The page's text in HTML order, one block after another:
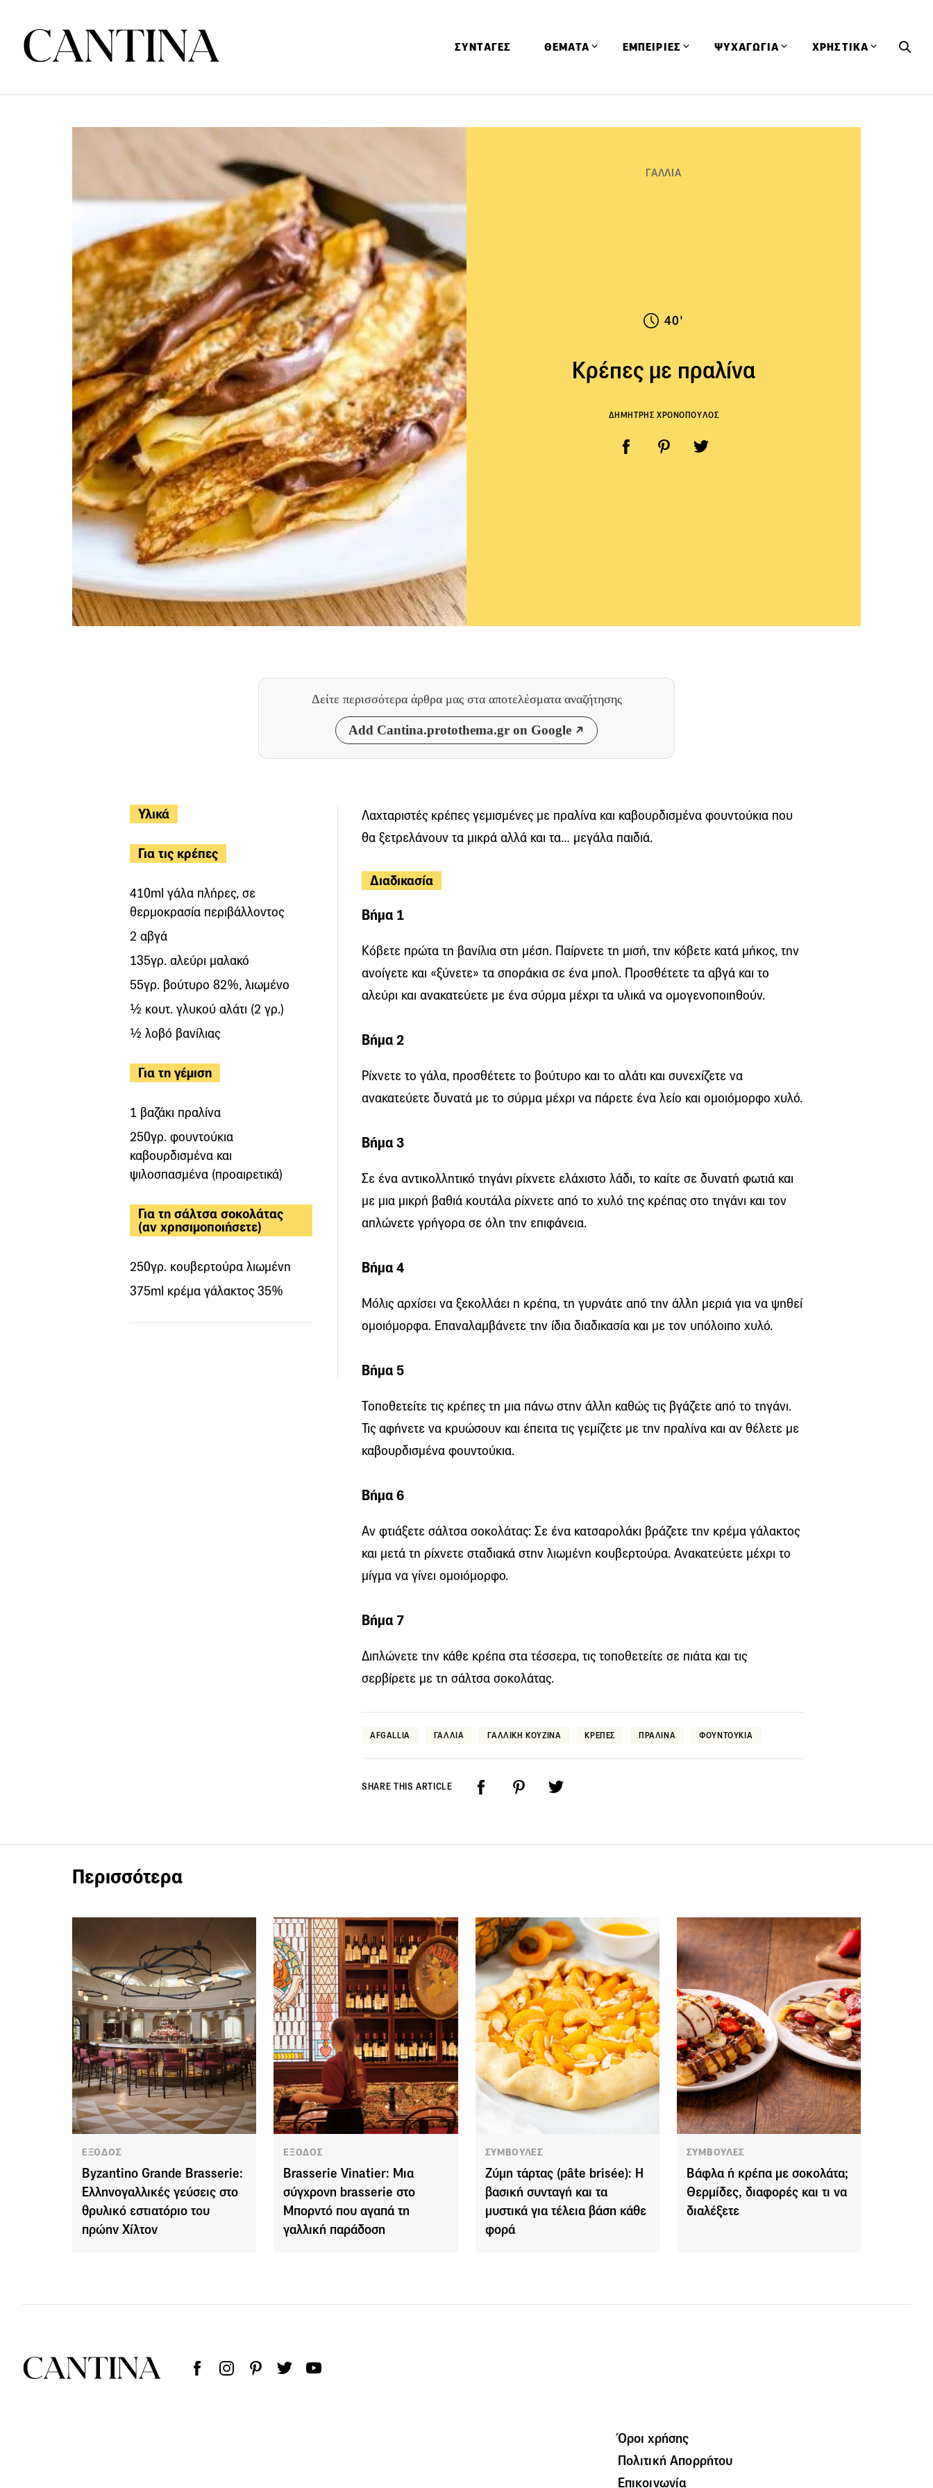
ΣΥΝΤΑΓΕΣ ΘΕΜΑΤΑ ΕΜΠΕΙΡΙΕΣ ΨΥΧΑΓΩΓΙΑ ΧΡΗΣΤΙΚΑ
ΓΑΛΛΙΑ
40'
Κρέπες με πραλίνα
ΔΗΜΗΤΡΗΣ ΧΡΟΝΟΠΟΥΛΟΣ
Δείτε περισσότερα άρθρα μας στα αποτελέσματα αναζήτησης
Add Cantina.protothema.gr on Google
Υλικά
Για τις κρέπες
410ml γάλα πλήρες, σε
θερμοκρασία περιβάλλοντος
2 αβγά
135γρ. αλεύρι μαλακό
55γρ. βούτυρο 82%, λιωμένο
½ κουτ. γλυκού αλάτι (2 γρ.)
½ λοβό βανίλιας
Για τη γέμιση
1 βαζάκι πραλίνα
250γρ. φουντούκια
καβουρδισμένα και
ψιλοσπασμένα (προαιρετικά)
Για τη σάλτσα σοκολάτας
(αν χρησιμοποιήσετε)
250γρ. κουβερτούρα λιωμένη
375ml κρέμα γάλακτος 35%
Λαχταριστές κρέπες γεμισμένες με πραλίνα και καβουρδισμένα φουντούκια που
θα ξετρελάνουν τα μικρά αλλά και τα… μεγάλα παιδιά.
Διαδικασία
Βήμα 1
Κόβετε πρώτα τη βανίλια στη μέση. Παίρνετε τη μισή, την κόβετε κατά μήκος, την
ανοίγετε και «ξύνετε» τα σποράκια σε ένα μπολ. Προσθέτετε τα αβγά και το
αλεύρι και ανακατεύετε με ένα σύρμα μέχρι τα υλικά να ομογενοποιηθούν.
Βήμα 2
Ρίχνετε το γάλα, προσθέτετε το βούτυρο και το αλάτι και συνεχίζετε να
ανακατεύετε δυνατά με το σύρμα μέχρι να πάρετε ένα λείο και ομοιόμορφο χυλό.
Βήμα 3
Σε ένα αντικολλητικό τηγάνι ρίχνετε ελάχιστο λάδι, το καίτε σε δυνατή φωτιά και
με μια μικρή βαθιά κουτάλα ρίχνετε από το χυλό της κρέπας στο τηγάνι και τον
απλώνετε γρήγορα σε όλη την επιφάνεια.
Βήμα 4
Μόλις αρχίσει να ξεκολλάει η κρέπα, τη γυρνάτε από την άλλη μεριά για να ψηθεί
ομοιόμορφα. Επαναλαμβάνετε την ίδια διαδικασία και με τον υπόλοιπο χυλό.
Βήμα 5
Τοποθετείτε τις κρέπες τη μια πάνω στην άλλη καθώς τις βγάζετε από το τηγάνι.
Τις αφήνετε να κρυώσουν και έπειτα τις γεμίζετε με την πραλίνα και αν θέλετε με
καβουρδισμένα φουντούκια.
Βήμα 6
Αν φτιάξετε σάλτσα σοκολάτας: Σε ένα κατσαρολάκι βράζετε την κρέμα γάλακτος
και μετά τη ρίχνετε σταδιακά στην λιωμένη κουβερτούρα. Ανακατεύετε μέχρι το
μίγμα να γίνει ομοιόμορφο.
Βήμα 7
Διπλώνετε την κάθε κρέπα στα τέσσερα, τις τοποθετείτε σε πιάτα και τις
σερβίρετε με τη σάλτσα σοκολάτας.
AFGALLIA ΓΑΛΛΙΑ ΓΑΛΛΙΚΗ ΚΟΥΖΙΝΑ ΚΡΕΠΕΣ ΠΡΑΛΙΝΑ ΦΟΥΝΤΟΥΚΙΑ
SHARE THIS ARTICLE
Περισσότερα
ΕΞΟΔΟΣ
Byzantino Grande Brasserie:
Ελληνογαλλικές γεύσεις στο
θρυλικό εστιατόριο του
πρώην Χίλτον
ΕΞΟΔΟΣ
Brasserie Vinatier: Μια
σύγχρονη brasserie στο
Μπορντό που αγαπά τη
γαλλική παράδοση
ΣΥΜΒΟΥΛΕΣ
Ζύμη τάρτας (pâte brisée): Η
βασική συνταγή και τα
μυστικά για τέλεια βάση κάθε
φορά
ΣΥΜΒΟΥΛΕΣ
Βάφλα ή κρέπα με σοκολάτα;
Θερμίδες, διαφορές και τι να
διαλέξετε
Όροι χρήσης
Πολιτική Απορρήτου
Επικοινωνία